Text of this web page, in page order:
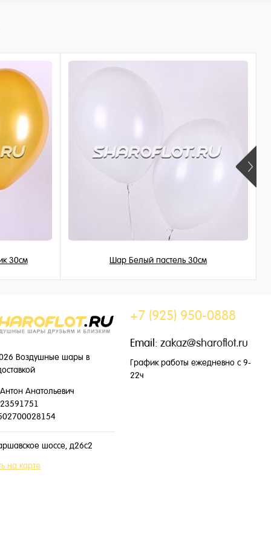
30см Шар Белый пастель 30см
Воздушные шары в
Анатольевич
шоссе, д26с2
на карте
+7 (925) 950-0888
Email: zakaz@sharoflot.ru
График работы ежедневно с 9-
22ч